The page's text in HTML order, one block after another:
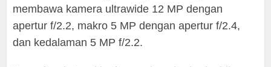
membawa kamera ultrawide 12 MP dengan
apertur f/2.2, makro 5 MP dengan apertur f/2.4,
dan kedalaman 5 MP f/2.2.